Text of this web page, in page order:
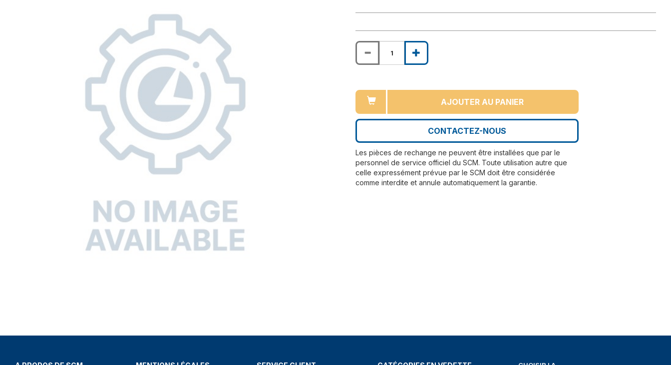
AJOUTER AU PANIER
CONTACTEZ-NOUS
Les pièces de rechange ne peuvent être installées que par le
personnel de service officiel du SCM. Toute utilisation autre que
celle expressément prévue par le SCM doit être considérée
comme interdite et annule automatiquement la garantie.